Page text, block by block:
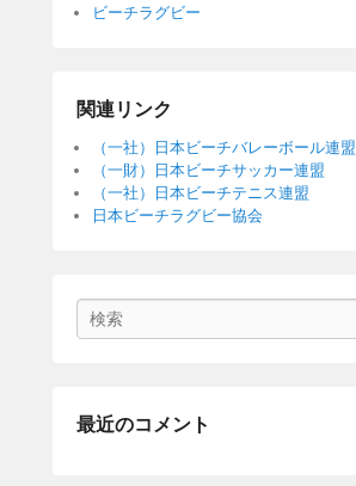
ビーチラグビー
関連リンク
（一社）日本ビーチバレーボール連盟
（一財）日本ビーチサッカー連盟
（一社）日本ビーチテニス連盟
日本ビーチラグビー協会
Search
最近のコメント